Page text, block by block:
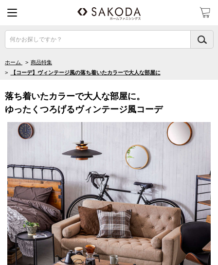
何かお探しですか？
ホーム > 商品特集
>
【コーデ】ヴィンテージ風の落ち着いたカラーで大人な部屋に
落ち着いたカラーで大人な部屋に。
ゆったくつろげるヴィンテージ風コーデ